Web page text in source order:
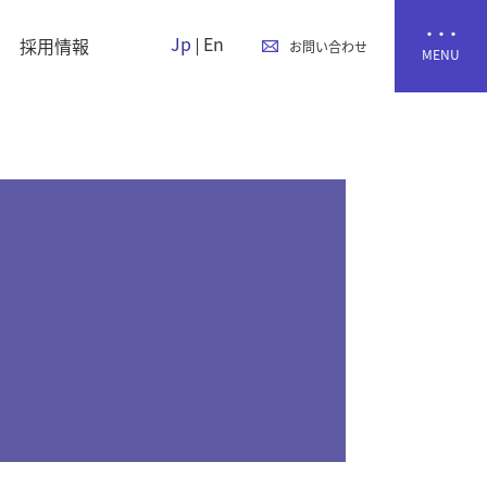
お問い合わせ
Jp En
採用情報